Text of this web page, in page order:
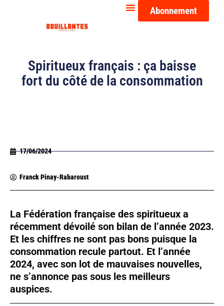
Abonnement
Spiritueux français : ça baisse
fort du côté de la consommation
17/06/2024
Franck Pinay-Rabaroust
La Fédération française des spiritueux a
récemment dévoilé son bilan de l’année 2023.
Et les chiffres ne sont pas bons puisque la
consommation recule partout. Et l’année
2024, avec son lot de mauvaises nouvelles,
ne s’annonce pas sous les meilleurs
auspices.